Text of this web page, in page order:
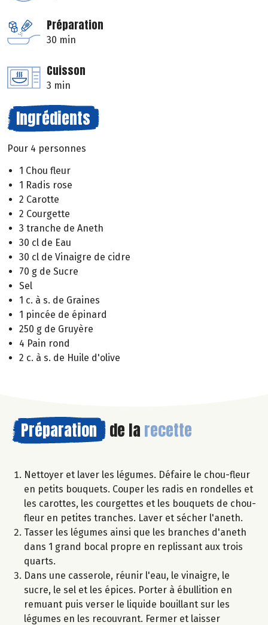
Préparation
30 min
Cuisson
3 min
Ingrédients
Pour 4 personnes
1 Chou fleur
1 Radis rose
2 Carotte
2 Courgette
3 tranche de Aneth
30 cl de Eau
30 cl de Vinaigre de cidre
70 g de Sucre
Sel
1 c. à s. de Graines
1 pincée de épinard
250 g de Gruyère
4 Pain rond
2 c. à s. de Huile d'olive
Préparation de la recette
Nettoyer et laver les légumes. Défaire le chou-fleur
en petits bouquets. Couper les radis en rondelles et
les carottes, les courgettes et les bouquets de chou-
fleur en petites tranches. Laver et sécher l'aneth.
Tasser les légumes ainsi que les branches d'aneth
dans 1 grand bocal propre en replissant aux trois
quarts.
Dans une casserole, réunir l'eau, le vinaigre, le
sucre, le sel et les épices. Porter à ébullition en
remuant puis verser le liquide bouillant sur les
légumes en les recouvrant. Fermer et laisser